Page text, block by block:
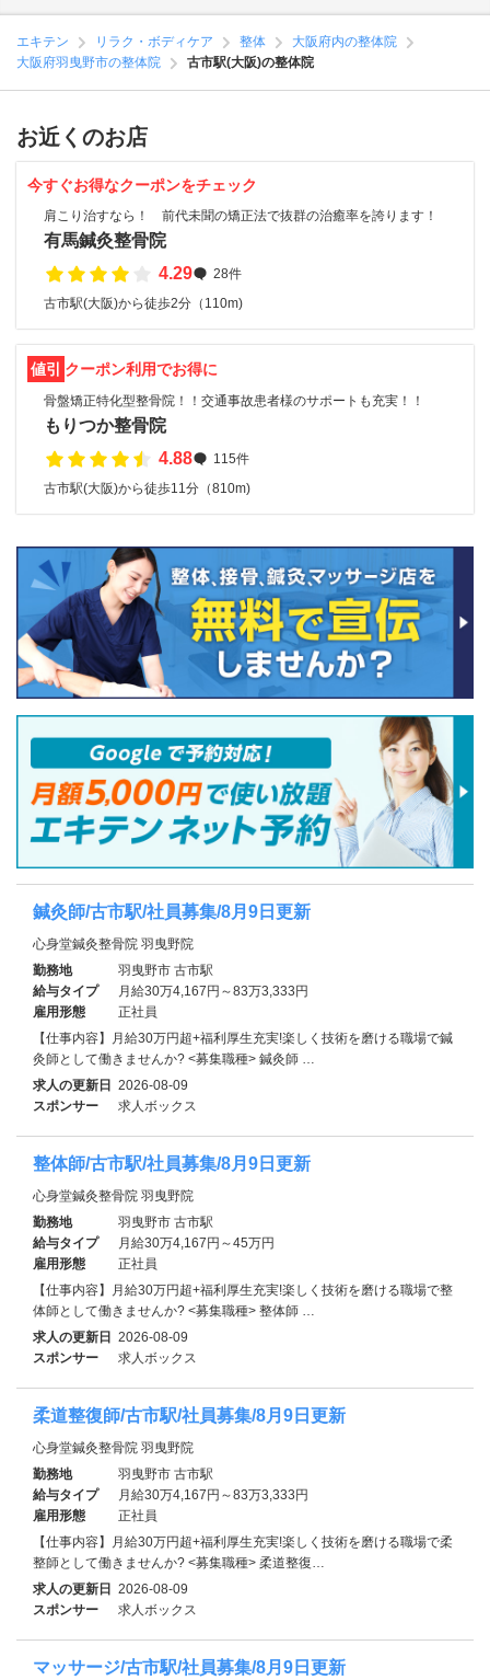
エキテン リラク・ボディケア 整体
大阪府内の整体院
大阪府羽曳野市の整体院
古市駅(大阪)の整体院
お近くのお店
今すぐお得なクーポンをチェック
肩こり治すなら！ 前代未聞の矯正法で抜群の治癒率を誇ります！
有馬鍼灸整骨院
4.29
28件
古市駅(大阪)から徒歩2分（110m)
値引 クーポン利用でお得に
骨盤矯正特化型整骨院！！交通事故患者様のサポートも充実！！
もりつか整骨院
4.88
115件
古市駅(大阪)から徒歩11分（810m)
鍼灸師/古市駅/社員募集/8月9日更新
心身堂鍼灸整骨院 羽曳野院
勤務地
羽曳野市 古市駅
給与タイプ
月給30万4,167円～83万3,333円
雇用形態
正社員
【仕事内容】月給30万円超+福利厚生充実!楽しく技術を磨ける職場で鍼
灸師として働きませんか? <募集職種> 鍼灸師 …
求人の更新日 2026-08-09
スポンサー
求人ボックス
整体師/古市駅/社員募集/8月9日更新
心身堂鍼灸整骨院 羽曳野院
勤務地
羽曳野市 古市駅
給与タイプ
月給30万4,167円～45万円
雇用形態
正社員
【仕事内容】月給30万円超+福利厚生充実!楽しく技術を磨ける職場で整
体師として働きませんか? <募集職種> 整体師 …
求人の更新日 2026-08-09
スポンサー
求人ボックス
柔道整復師/古市駅/社員募集/8月9日更新
心身堂鍼灸整骨院 羽曳野院
勤務地
羽曳野市 古市駅
給与タイプ
月給30万4,167円～83万3,333円
雇用形態
正社員
【仕事内容】月給30万円超+福利厚生充実!楽しく技術を磨ける職場で柔
整師として働きませんか? <募集職種> 柔道整復…
求人の更新日 2026-08-09
スポンサー
求人ボックス
マッサージ/古市駅/社員募集/8月9日更新